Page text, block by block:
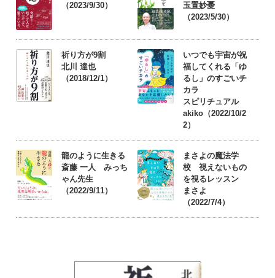
（2023/9/30）
玉置妙憂
（2023/5/30）
祈り方が9割
北川 達也
（2018/12/1）
いつでも宇宙が祝
福してくれる「ゆ
るし」のすごいチ
カラ
スピリチュアル
akiko（2022/10/2
2）
龍のように生きる
斎藤 一人 みっち
ゃん先生
（2022/9/11）
まさよの魔法学
校 視えないもの
を視るレッスン
まさよ
（2022/7/4）